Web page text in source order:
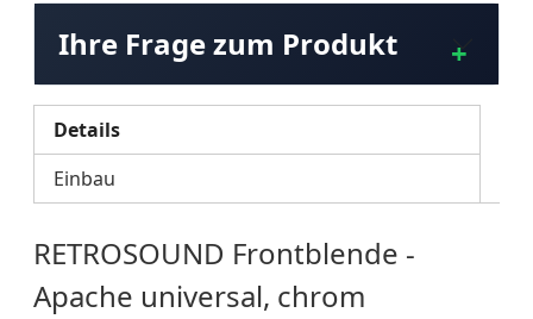
Ihre Frage zum Produkt
Details
Einbau
RETROSOUND Frontblende -
Apache universal, chrom